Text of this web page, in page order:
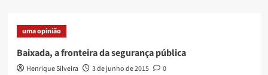
Ambiente
e
na
Baixada
uma opinião
Baixada, a fronteira da segurança pública
Henrique Silveira 3 de junho de 2015
0